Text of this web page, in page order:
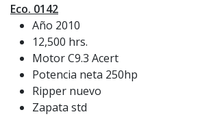
Eco. 0142
Año 2010
12,500 hrs.
Motor C9.3 Acert
Potencia neta 250hp
Ripper nuevo
Zapata std